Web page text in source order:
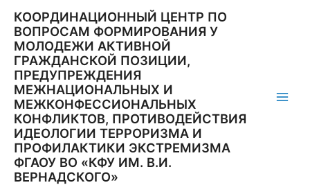
содержимому
КООРДИНАЦИОННЫЙ ЦЕНТР ПО
ВОПРОСАМ ФОРМИРОВАНИЯ У
МОЛОДЕЖИ АКТИВНОЙ
ГРАЖДАНСКОЙ ПОЗИЦИИ,
ПРЕДУПРЕЖДЕНИЯ
МЕЖНАЦИОНАЛЬНЫХ И
МЕЖКОНФЕССИОНАЛЬНЫХ
КОНФЛИКТОВ, ПРОТИВОДЕЙСТВИЯ
ИДЕОЛОГИИ ТЕРРОРИЗМА И
ПРОФИЛАКТИКИ ЭКСТРЕМИЗМА
ФГАОУ ВО «КФУ ИМ. В.И.
ВЕРНАДСКОГО»